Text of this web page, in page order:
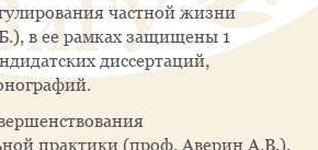
частной жизни
в ее рамках защищены 1
диссертаций,
практики (проф. Аверин А.В.),